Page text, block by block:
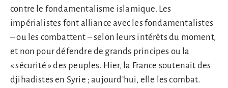
contre le fondamentalisme islamique. Les
impérialistes font alliance avec les fondamentalistes
– ou les combattent – selon leurs intérêts du moment,
et non pour défendre de grands principes ou la
« sécurité » des peuples. Hier, la France soutenait des
djihadistes en Syrie ; aujourd’hui, elle les combat.